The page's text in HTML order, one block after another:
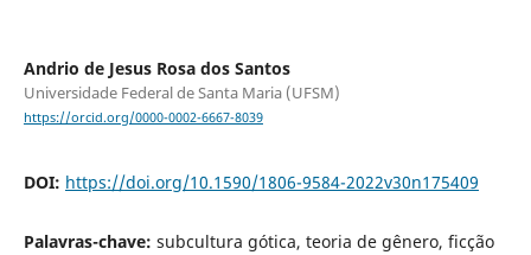
Andrio de Jesus Rosa dos Santos
Universidade Federal de Santa Maria (UFSM)
https://orcid.org/0000-0002-6667-8039
DOI: https://doi.org/10.1590/1806-9584-2022v30n175409
Palavras-chave: subcultura gótica, teoria de gênero, ficção